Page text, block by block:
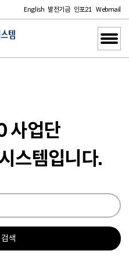
English 발전기금 인포21 Webmail
사업단
스템입니다.
검색